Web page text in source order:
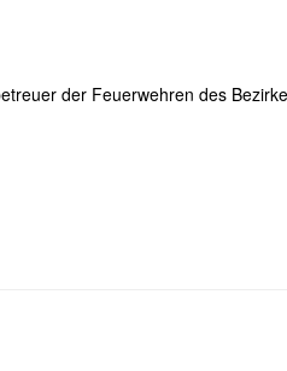
der Feuerwehren des